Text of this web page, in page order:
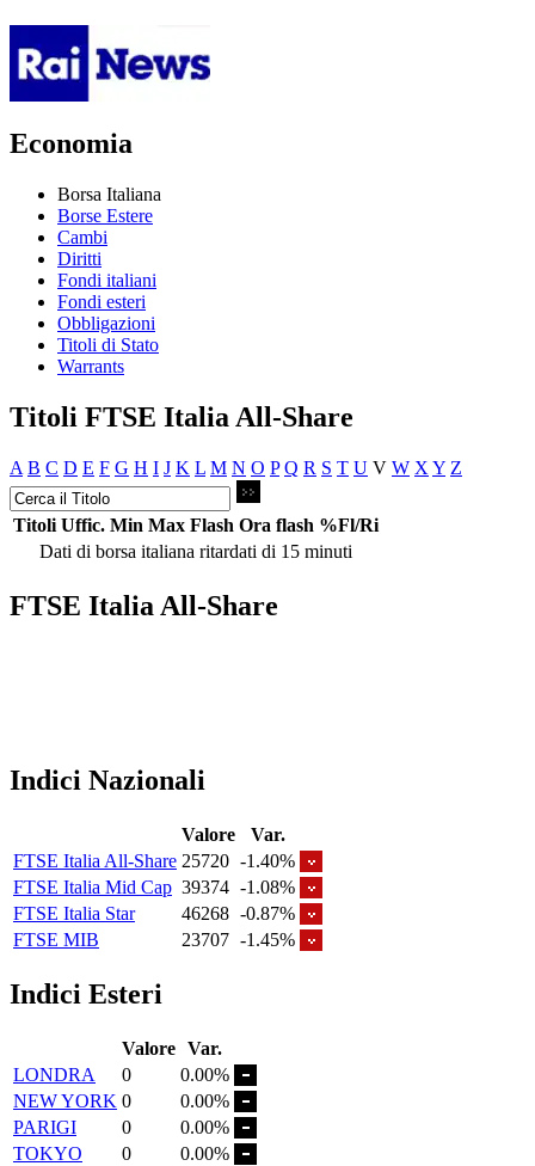
Economia
Borsa Italiana
Borse Estere
Cambi
Diritti
Fondi italiani
Fondi esteri
Obbligazioni
Titoli di Stato
Warrants
Titoli FTSE Italia All-Share
A B C D E F G H I J K L M N O P Q R S T U V W X Y Z
Titoli Uffic. Min Max Flash Ora flash %Fl/Ri
Dati di borsa italiana ritardati di 15 minuti
FTSE Italia All-Share
Indici Nazionali
Valore
Var.
FTSE Italia All-Share 25720 -1.40%
FTSE Italia Mid Cap 39374 -1.08%
FTSE Italia Star
46268 -0.87%
FTSE MIB
23707 -1.45%
Indici Esteri
Valore Var.
LONDRA
0
0.00%
NEW YORK 0
0.00%
PARIGI
0
0.00%
TOKYO
0
0.00%